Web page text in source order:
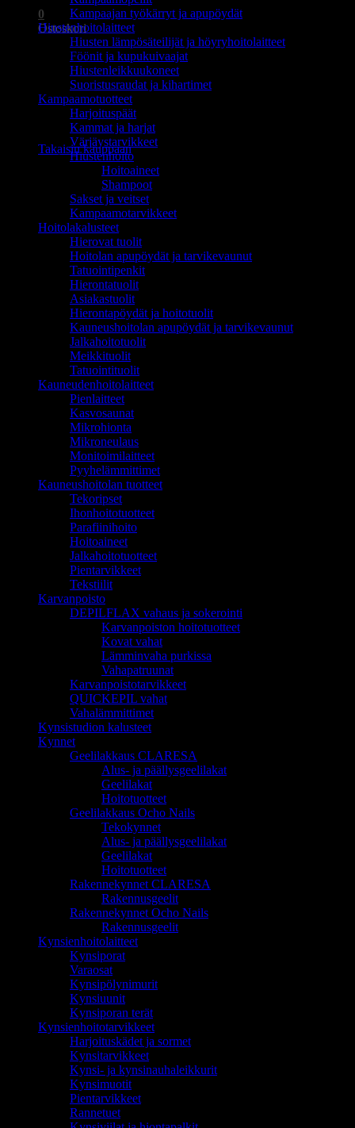
0
Ostoskori
Ostoskori on tyhjä.
Takaisin kauppaan
Kampaajan työkärryt ja apupöydät
Hiustenhoitolaitteet
Hiusten lämpösäteilijät ja höyryhoitolaitteet
Föönit ja kupukuivaajat
Hiustenleikkuukoneet
Suoristusraudat ja kihartimet
Kampaamotuotteet
Harjoituspäät
Kammat ja harjat
Värjäystarvikkeet
Hiustenhoito
Hoitoaineet
Shampoot
Sakset ja veitset
Kampaamotarvikkeet
Hoitolakalusteet
Hierovat tuolit
Hoitolan apupöydät ja tarvikevaunut
Tatuointipenkit
Hierontatuolit
Asiakastuolit
Hierontapöydät ja hoitotuolit
Kauneushoitolan apupöydät ja tarvikevaunut
Jalkahoitotuolit
Meikkituolit
Tatuointituolit
Kauneudenhoitolaitteet
Pienlaitteet
Kasvosaunat
Mikrohionta
Mikroneulaus
Monitoimilaitteet
Pyyhelämmittimet
Kauneushoitolan tuotteet
Tekoripset
Ihonhoitotuotteet
Parafiinihoito
Hoitoaineet
Jalkahoitotuotteet
Pientarvikkeet
Tekstiilit
Karvanpoisto
DEPILFLAX vahaus ja sokerointi
Karvanpoiston hoitotuotteet
Kovat vahat
Lämminvaha purkissa
Vahapatruunat
Karvanpoistotarvikkeet
QUICKEPIL vahat
Vahalämmittimet
Kynsistudion kalusteet
Kynnet
Geelilakkaus CLARESA
Alus- ja päällysgeelilakat
Geelilakat
Hoitotuotteet
Geelilakkaus Ocho Nails
Tekokynnet
Alus- ja päällysgeelilakat
Geelilakat
Hoitotuotteet
Rakennekynnet CLARESA
Rakennusgeelit
Rakennekynnet Ocho Nails
Rakennusgeelit
Kynsienhoitolaitteet
Kynsiporat
Varaosat
Kynsipölynimurit
Kynsiuunit
Kynsiporan terät
Kynsienhoitotarvikkeet
Harjoituskädet ja sormet
Kynsitarvikkeet
Kynsi- ja kynsinauhaleikkurit
Kynsimuotit
Pientarvikkeet
Rannetuet